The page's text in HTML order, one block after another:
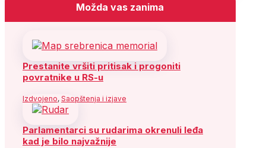
Možda vas zanima
Prestanite vršiti pritisak i progoniti
povratnike u RS-u
Izdvojeno, Saopštenja i izjave
Parlamentarci su rudarima okrenuli leđa
kad je bilo najvažnije